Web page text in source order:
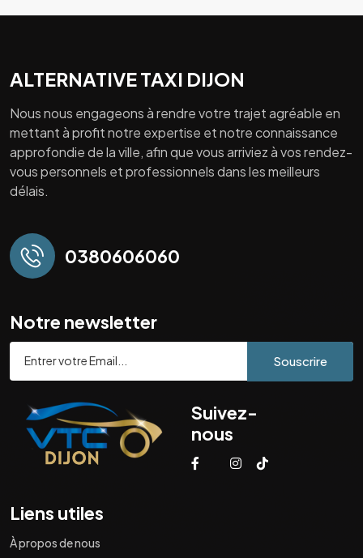
ALTERNATIVE TAXI DIJON
Nous nous engageons à rendre votre trajet agréable en
mettant à profit notre expertise et notre connaissance
approfondie de la ville, afin que vous arriviez à vos rendez-
vous personnels et professionnels dans les meilleurs
délais.
0380606060
Notre newsletter
Souscrire
Suivez-
nous
Liens utiles
À propos de nous